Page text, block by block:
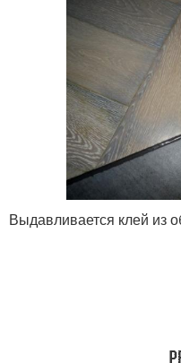
Выдавливается клей из